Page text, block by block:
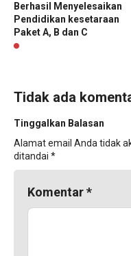
Berhasil Menyelesaikan
Pendidikan kesetaraan
Paket A, B dan C
Tidak ada
Tinggalkan Balasan
Alamat email Anda tidak
ditandai *
Komentar*